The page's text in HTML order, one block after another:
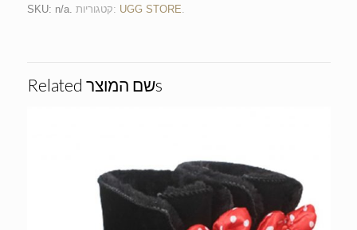
SKU: n/a. קטגוריות: UGG STORE.
Related שם המוצרs